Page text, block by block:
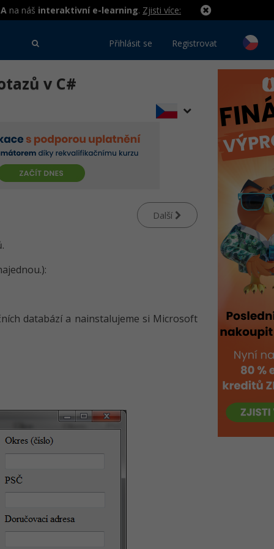
na náš interaktivní e-learning. Zjisti více:
Přihlásit se Registrovat
v C#
Další
databází a nainstalujeme si Microsoft